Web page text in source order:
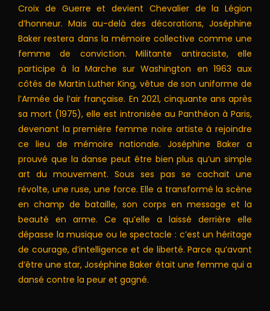
Croix de Guerre et devient Chevalier de la Légion
d’honneur. Mais au-delà des décorations, Joséphine
Baker restera dans la mémoire collective comme une
femme de conviction. Militante antiraciste, elle
participe à la Marche sur Washington en 1963 aux
côtés de Martin Luther King, vêtue de son uniforme de
l’Armée de l’air française. En 2021, cinquante ans après
sa mort (1975), elle est intronisée au Panthéon à Paris,
devenant la première femme noire artiste à rejoindre
ce lieu de mémoire nationale. Joséphine Baker a
prouvé que la danse peut être bien plus qu’un simple
art du mouvement. Sous ses pas se cachait une
révolte, une ruse, une force. Elle a transformé la scène
en champ de bataille, son corps en message et la
beauté en arme. Ce qu’elle a laissé derrière elle
dépasse la musique ou le spectacle : c’est un héritage
de courage, d’intelligence et de liberté. Parce qu’avant
d’être une star, Joséphine Baker était une femme qui a
dansé contre la peur et gagné.